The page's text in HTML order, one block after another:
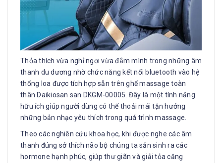
Thỏa thích vừa nghỉ ngơi vừa đắm mình trong những âm
thanh du dương nhờ chức năng kết nối bluetooth vào hệ
thống loa được tích hợp sẵn trên ghế massage toàn
thân Daikiosan san DKGM-00005. Đây là một tính năng
hữu ích giúp người dùng có thể thoải mái tận hưởng
những bản nhạc yêu thích trong quá trình massage.
Theo các nghiên cứu khoa học, khi được nghe các âm
thanh đúng sở thích não bộ chúng ta sản sinh ra các
hormone hạnh phúc, giúp thư giãn và giải tỏa căng